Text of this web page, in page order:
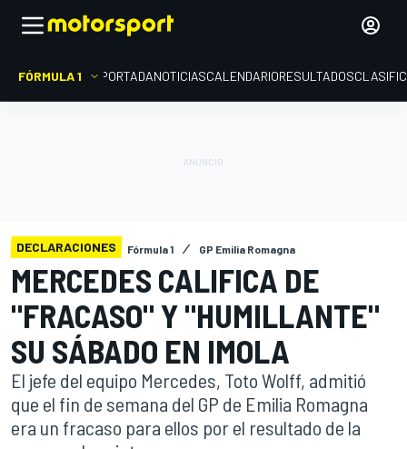
FÓRMULA 1 PORTADANOTICIASCALENDARIORESULTADOS
DECLARACIONES Fórmula 1 GP Emilia Romagna
MERCEDES CALIFICA DE
"FRACASO" Y "HUMILLANTE"
SU SÁBADO EN IMOLA
El jefe del equipo Mercedes, Toto Wolff, admitió
que el fin de semana del GP de Emilia Romagna
era un fracaso para ellos por el resultado de la